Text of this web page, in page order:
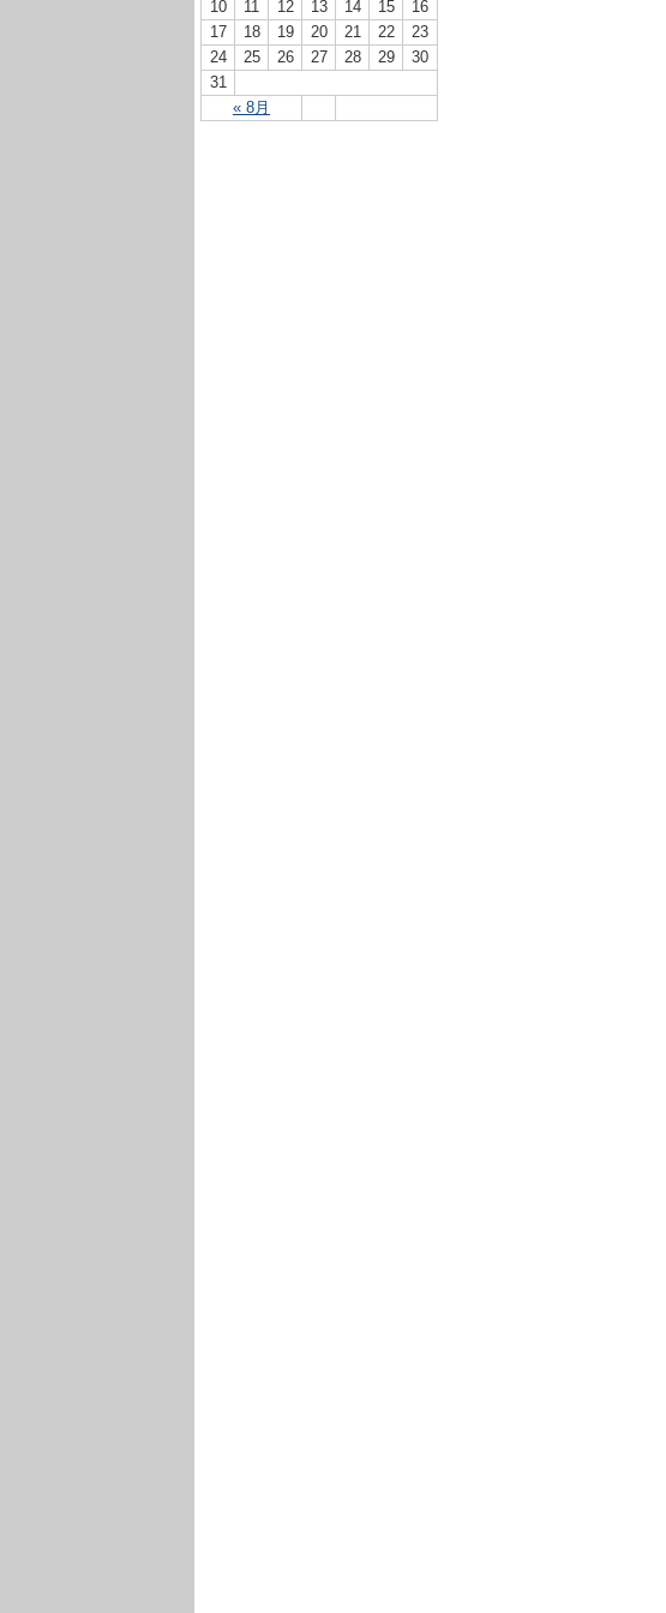
« 8月
10 11 12 13 14 15
16
17
18 19 20 21 22
23
24
25 26 27 28 29
30
31